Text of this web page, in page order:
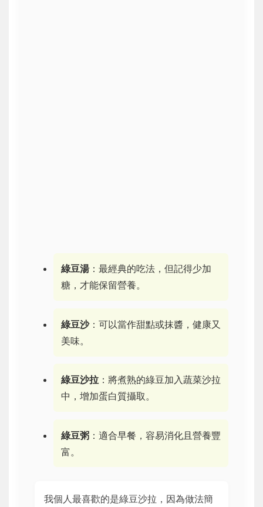
綠豆湯：最經典的吃法，但記得少加
糖，才能保留營養。
綠豆沙：可以當作甜點或抹醬，健康又
美味。
綠豆沙拉：將煮熟的綠豆加入蔬菜沙拉
中，增加蛋白質攝取。
綠豆粥：適合早餐，容易消化且營養豐
富。
我個人最喜歡的是綠豆沙拉，因為做法簡